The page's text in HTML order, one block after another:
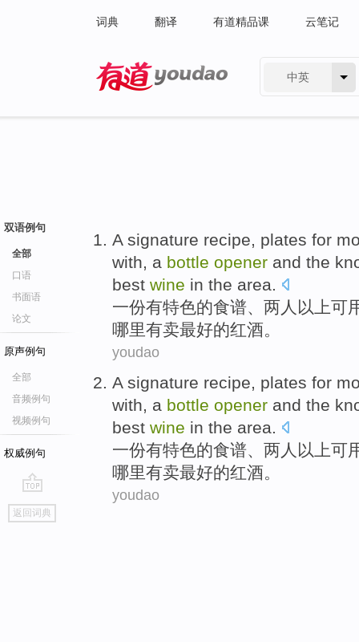
词典 翻译 有道精品课 云笔记
中英
双语例句
全部
口语
书面语
论文
原声例句
全部
音频例句
视频例句
权威例句
go
top
返回词典
A signature recipe, plates for
with, a bottle opener and the
best wine in the area.
一份有特色的食谱、 两人 以上可
哪里有卖最好的红酒。
youdao
A signature recipe, plates for
with, a bottle opener and the
best wine in the area.
一份有特色的食谱、 两人 以上可
哪里有卖最好的红酒。
youdao